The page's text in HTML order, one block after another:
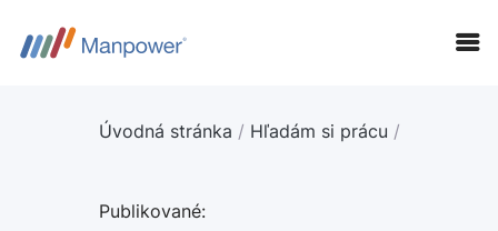
Úvodná stránka / Hľadám si prácu /
Publikované: